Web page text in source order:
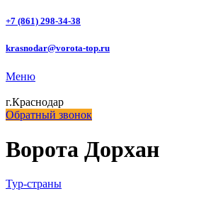
+7 (861) 298-34-38
krasnodar@vorota-top.ru
Меню
г.Краснодар
Обратный звонок
Ворота Дорхан
Тур-страны